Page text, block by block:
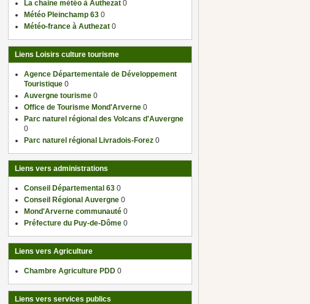
La chaine météo à Authezat 0
Météo Pleinchamp 63 0
Météo-france à Authezat 0
Liens Loisirs culture tourisme
Agence Départementale de Développement
Touristique 0
Auvergne tourisme 0
Office de Tourisme Mond'Arverne 0
Parc naturel régional des Volcans d'Auvergne
0
Parc naturel régional Livradois-Forez 0
Liens vers administrations
Conseil Départemental 63 0
Conseil Régional Auvergne 0
Mond'Arverne communauté 0
Préfecture du Puy-de-Dôme 0
Liens vers Agriculture
Chambre Agriculture PDD 0
Liens vers services publics